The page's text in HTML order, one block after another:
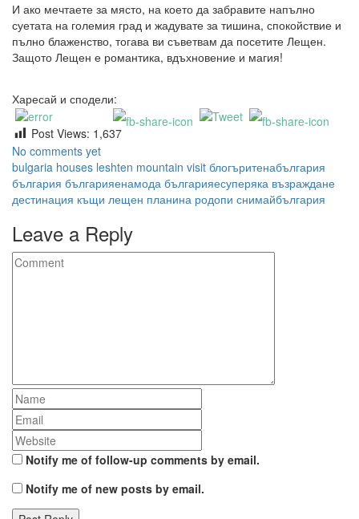
И ако мечтаете за място, на което да забравите напълно
суетата на големия град и жадувате за тишина, спокойствие и
пълно блаженство, тогава ви съветвам да посетите Лещен.
Защото Лещен е романтика, вдъхновение и магия!
Харесай и сподели:
Post Views: 1,637
No comments yet
bulgaria houses leshten mountain visit блогъритенабългария
българия българияенамода българияесуперяка възраждане
дестинация къщи лещен планина родопи снимайбългария
Leave a Reply
Notify me of follow-up comments by email.
Notify me of new posts by email.